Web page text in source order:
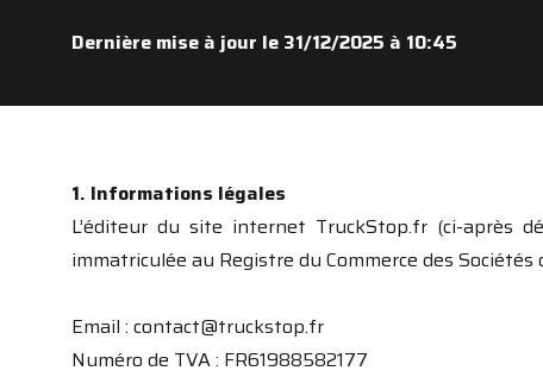
Dernière mise à jour le 31/12/2025 à 10:45
1. Informations légales
L’éditeur du site internet TruckStop.fr (ci-après
immatriculée au Registre du Commerce des
Email : contact@truckstop.fr
Numéro de TVA : FR61988582177